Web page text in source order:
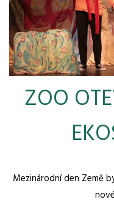
ZOO
Mezinárodní den Země